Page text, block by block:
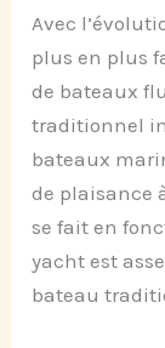
Avec
plus en plus
de bateaux
traditionnel
bateaux
de plaisance
se fait en
yacht est
bateau